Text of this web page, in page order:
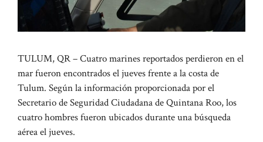
TULUM, QR – Cuatro marines reportados perdieron en el
mar fueron encontrados el jueves frente a la costa de
Tulum. Según la información proporcionada por el
Secretario de Seguridad Ciudadana de Quintana Roo, los
cuatro hombres fueron ubicados durante una búsqueda
aérea el jueves.